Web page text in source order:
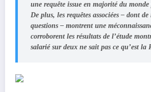
une requête issue en majorité du monde
De plus, les requêtes associées – dont de
questions – montrent une
corroborent les résultats de l’étude
salarié sur deux ne sait pas ce qu’est la